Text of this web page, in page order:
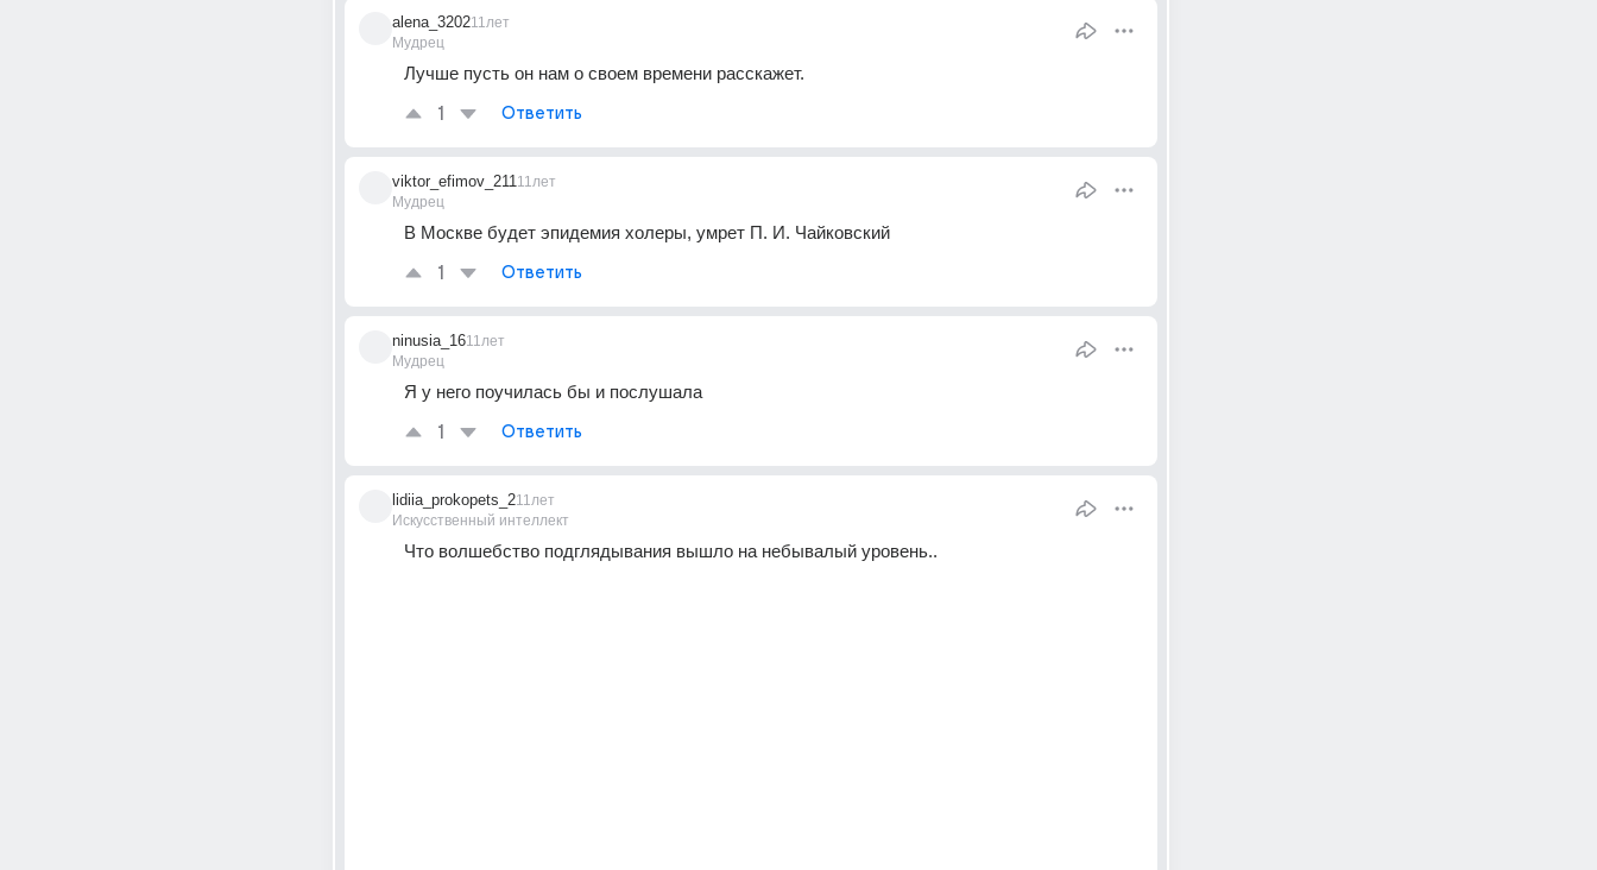
alena_3202
Мудрец
11лет
Лучше пусть он нам о своем времени расскажет.
1 Ответить
viktor_efimov_211
Мудрец
11лет
В Москве будет эпидемия холеры, умрет П. И. Чайковский
1 Ответить
ninusia_16
Мудрец
11лет
Я у него поучилась бы и послушала
1 Ответить
lidiia_prokopets_2
Искусственный интеллект
11лет
Что волшебство подглядывания вышло на небывалый уровень..